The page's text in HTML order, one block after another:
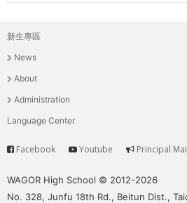
主
選
單
新生專區
News
About
Administration
Language Center
Service
Facebook Youtube Principal
WAGOR High School © 2012-2026
No. 328, Junfu 18th Rd., Beitun Dist.,